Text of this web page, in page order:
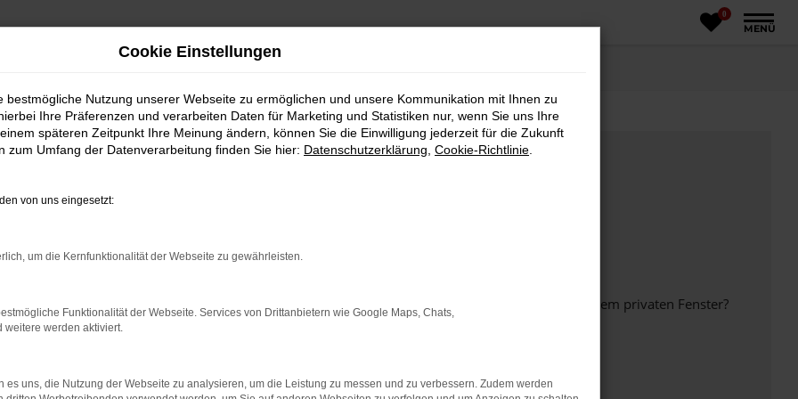
0
MENÜ
bestimmter Seiten verhindern. Funktioniert die Seite in einem anderen Browser oder in einem privaten Fenster?
beheben.
auf dem neuesten Stand sind.
kann auch dazu führen, dass bestimmte Funktionen nicht mehr unterstützt werden.
Cookie Einstellungen
bestmögliche Nutzung unserer Webseite zu ermöglichen und unsere Kommunikation mit Ihnen zu
Ihre Präferenzen und verarbeiten Daten für Marketing und Statistiken nur, wenn Sie uns Ihre
späteren Zeitpunkt Ihre Meinung ändern, können Sie die Einwilligung jederzeit für die Zukunft
zum Umfang der Datenverarbeitung finden Sie hier: Datenschutzerklärung Cookie-Richtlinie
von uns eingesetzt:
um die Kernfunktionalität der Webseite zu gewährleisten.
Funktionalität der Webseite. Services von Drittanbietern wie Google Maps, Chats,
weitere werden aktiviert.
es uns, die Nutzung der Webseite zu analysieren, um die Leistung zu messen und zu verbessern. Zudem werden